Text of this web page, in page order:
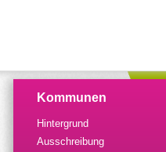
Kommunen
Hintergrund
Ausschreibung